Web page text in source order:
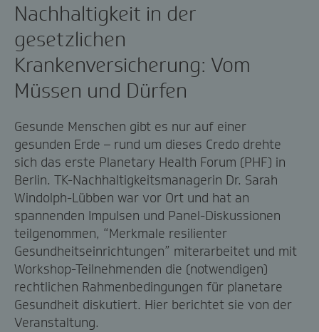
Nachhaltigkeit in der
gesetzlichen
Krankenversicherung: Vom
Müssen und Dürfen
Gesunde Menschen gibt es nur auf einer
gesunden Erde – rund um dieses Credo drehte
sich das erste Planetary Health Forum (PHF) in
Berlin. TK-Nachhaltigkeitsmanagerin Dr. Sarah
Windolph-Lübben war vor Ort und hat an
spannenden Impulsen und Panel-Diskussionen
teilgenommen, “Merkmale resilienter
Gesundheitseinrichtungen” miterarbeitet und mit
Workshop-Teilnehmenden die (notwendigen)
rechtlichen Rahmenbedingungen für planetare
Gesundheit diskutiert. Hier berichtet sie von der
Veranstaltung.